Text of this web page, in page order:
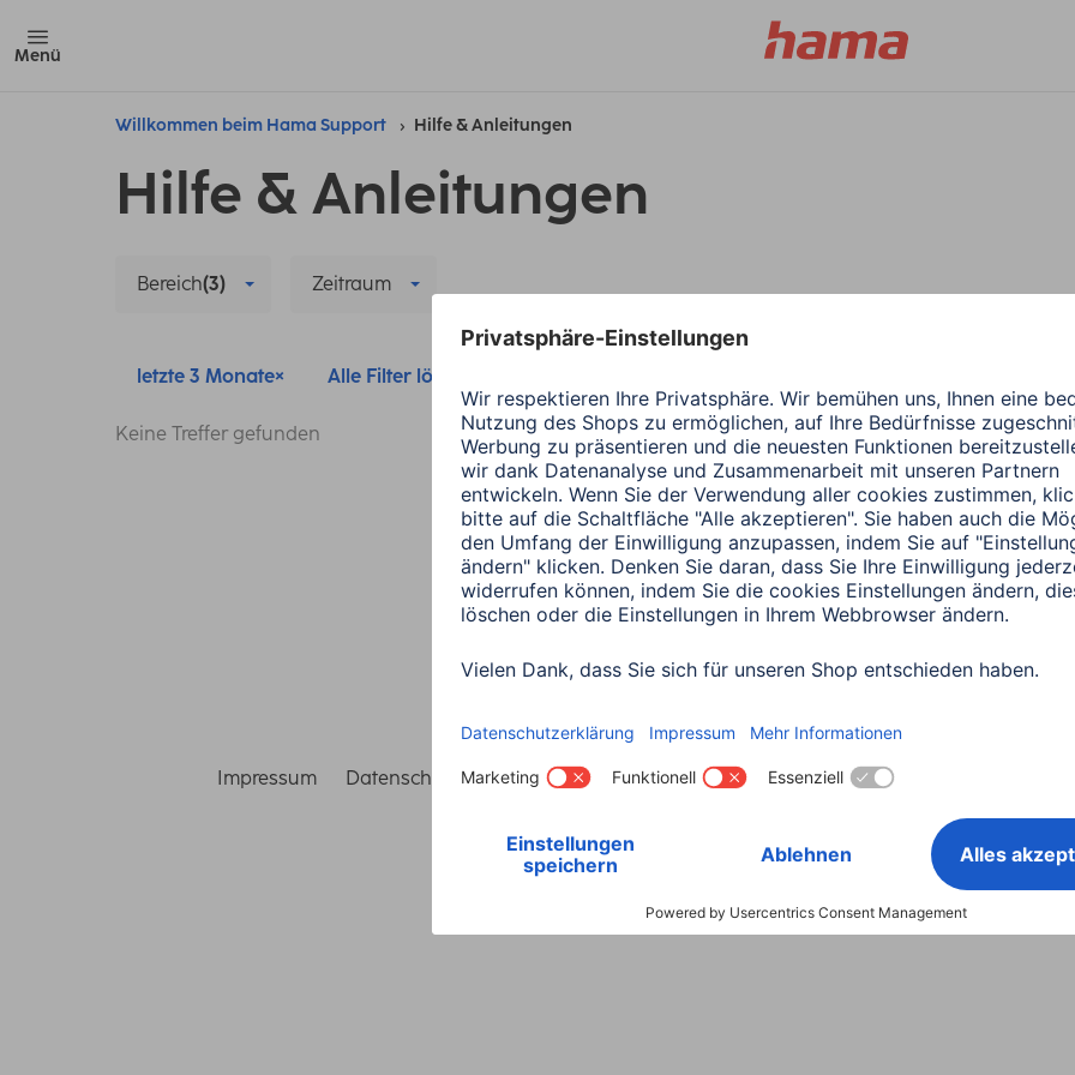
Menü
Willkommen beim Hama Support Hilfe & Anleitungen
Hilfe & Anleitungen
Bereich(3) Zeitraum
letzte 3 Monate Alle Filter löschen
Keine Treffer gefunden
Land wählen
Impressum Datenschutz Garantiebestimmungen Konformitätserklärungen